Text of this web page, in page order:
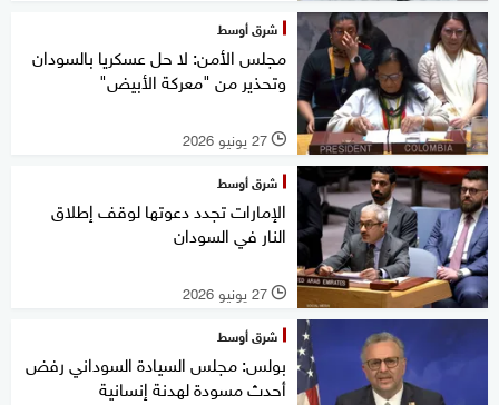
شرق أوسط
مجلس الأمن: لا حل عسكريا بالسودان
وتحذير من "معركة الأبيض"
l 27 يونيو 2026
شرق أوسط
الإمارات تجدد دعوتها لوقف إطلاق
النار في السودان
l 27 يونيو 2026
شرق أوسط
بولس: مجلس السيادة السوداني رفض
أحدث مسودة لهدنة إنسانية